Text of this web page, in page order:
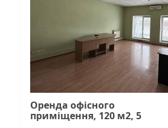
Оренда офісного
приміщення, 120 м2, 5